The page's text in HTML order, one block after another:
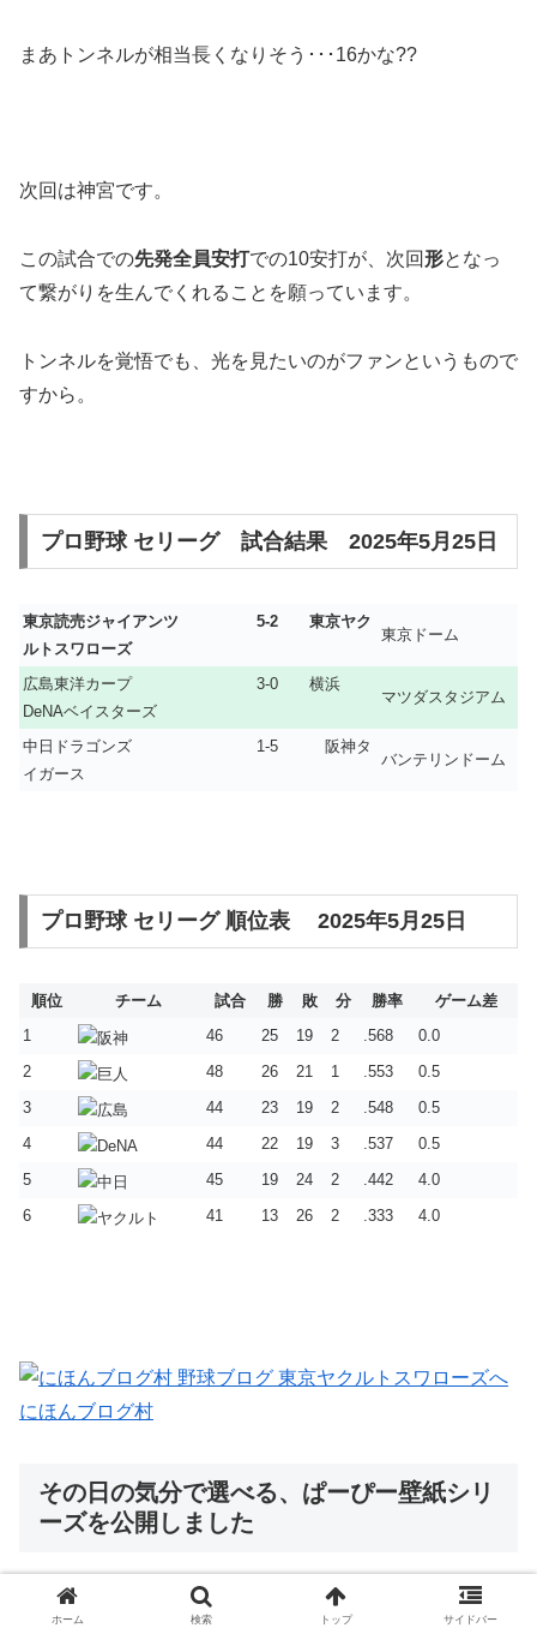
まあトンネルが相当長くなりそう･･･16かな??
次回は神宮です。
この試合での先発全員安打での10安打が、次回形となっ
て繋がりを生んでくれることを願っています。
トンネルを覚悟でも、光を見たいのがファンというもので
すから。
プロ野球 セリーグ 試合結果 2025年5月25日
東京読売ジャイアンツ 5-2 東京ヤク
ルトスワローズ
東京ドーム
広島東洋カープ 3-0 横浜
DeNAベイスターズ
マツダスタジアム
中日ドラゴンズ 1-5 阪神タ
イガース
バンテリンドーム
プロ野球 セリーグ 順位表 2025年5月25日
順位 チーム 試合 勝 敗 分 勝率
ゲーム差
1
46 25 19 2 .568
0.0
2
48 26 21 1 .553
0.5
3
44 23 19 2 .548
0.5
4
44 22 19 3 .537
0.5
5
45 19 24 2 .442
4.0
6
41 13 26 2 .333 4.0
にほんブログ村
その日の気分で選べる、ぱーぴー壁紙シリ
ーズを公開しました
パープルつばめの「 ぱーぴー
ホーム 検索 トップ サイドバー